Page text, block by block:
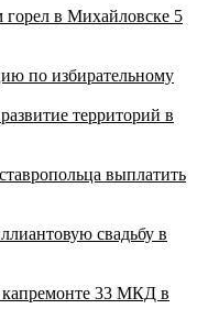
в Михайловске 5
по избирательному
территорий в
выплатить
свадьбу в
капремонте 33 МКД в